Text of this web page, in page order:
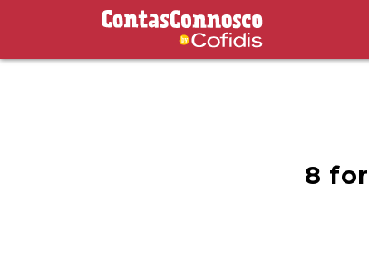
Contas Connosco by Cofidis
8